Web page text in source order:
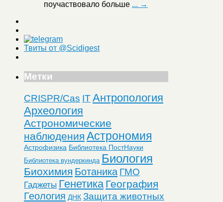
поучаствовало больше ... →
Твиты от @Scidigest
Метки
CRISPR/Cas ITАнтропология
Археология
Астрономические
наблюдения Астрономия
Астрофизика Библиотека ПостНауки
Библиотека вундеркинда Биология
Биохимия Ботаника ГМО
Гаджеты Генетика География
Геология ДНК Защита животных